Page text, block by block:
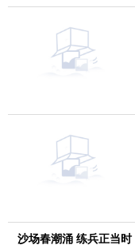
沙场春潮涌 练兵正当时